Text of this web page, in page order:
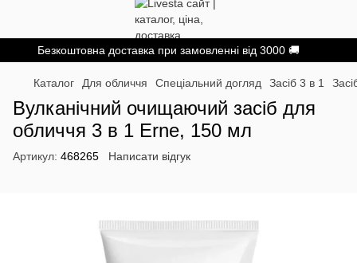
Безкоштовна доставка при замовленні від 3000 🚚
Каталог Для обличчя Спеціальний догляд Засіб 3 в 1
Вулканічний очищаючий засіб для
обличчя 3 в 1 Erne, 150 мл
Артикул: 468265 Написати відгук